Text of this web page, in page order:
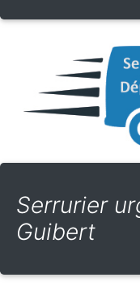
Serrurier
Guibert